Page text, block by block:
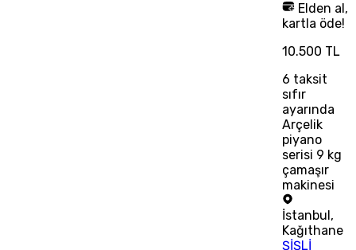
Elden al,
kartla öde!
10.500 TL
6 taksit
sıfır
ayarında
Arçelik
piyano
serisi 9 kg
çamaşır
makinesi
İstanbul ,
Kağıthane
ŞİŞLİ